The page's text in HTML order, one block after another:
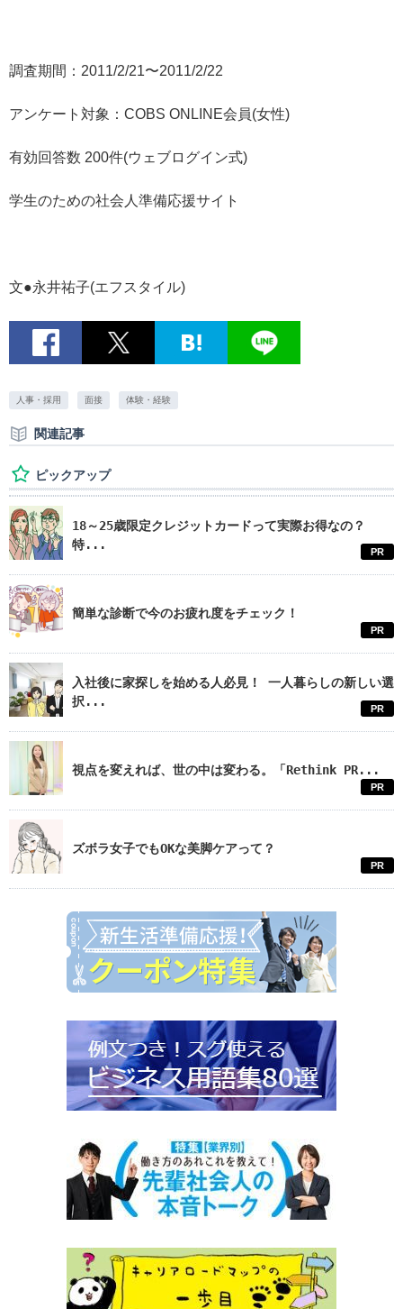
調査期間：2011/2/21〜2011/2/22
アンケート対象：COBS ONLINE会員(女性)
有効回答数 200件(ウェブログイン式)
学生のための社会人準備応援サイト
文●永井祐子(エフスタイル)
人事・採用 面接 体験・経験
関連記事
ピックアップ
18～25歳限定クレジットカードって実際お得なの？
特...
PR
簡単な診断で今のお疲れ度をチェック！
PR
入社後に家探しを始める人必見！ 一人暮らしの新しい選
択...
PR
視点を変えれば、世の中は変わる。「Rethink PR...
PR
ズボラ女子でもOKな美脚ケアって？
PR